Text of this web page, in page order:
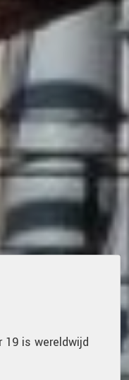
is wereldwijd